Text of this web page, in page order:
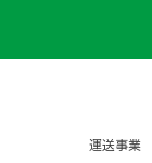
運送事業